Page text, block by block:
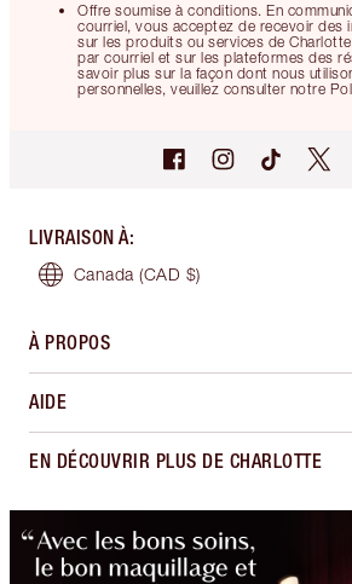
Offre soumise à conditions. En
courriel, vous acceptez de recevoir des
sur les produits ou services de
par courriel et sur les plateformes des
savoir plus sur la façon dont nous
personnelles, veuillez consulter notre
LIVRAISON À:
Canada (CAD $)
À PROPOS
AIDE
EN DÉCOUVRIR PLUS DE CHARLOTTE